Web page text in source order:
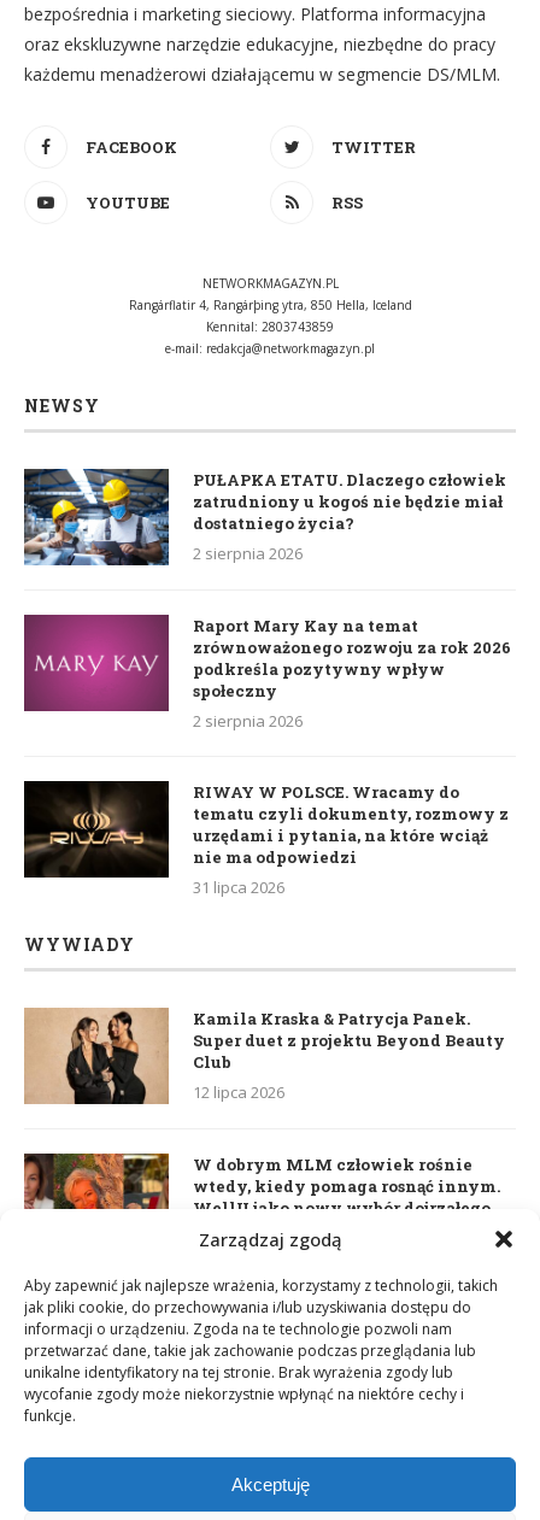
Zarządzaj zgodą
Aby zapewnić jak najlepsze wrażenia, korzystamy z technologii, takich
jak pliki cookie, do przechowywania i/lub uzyskiwania dostępu do
informacji o urządzeniu. Zgoda na te technologie pozwoli nam
przetwarzać dane, takie jak zachowanie podczas przeglądania lub
unikalne identyfikatory na tej stronie. Brak wyrażenia zgody lub
wycofanie zgody może niekorzystnie wpłynąć na niektóre cechy i
funkcje.
Akceptuję
bezpośrednia i marketing sieciowy. Platforma informacyjna
oraz ekskluzywne narzędzie edukacyjne, niezbędne do pracy
każdemu menadżerowi działającemu w segmencie DS/MLM.
FACEBOOK TWITTER
YOUTUBE RSS
NETWORKMAGAZYN.PL
Rangárflatir 4, Rangárþing ytra, 850 Hella, Iceland
Kennital: 2803743859
e-mail: redakcja@networkmagazyn.pl
NEWSY
PUŁAPKA ETATU. Dlaczego człowiek
zatrudniony u kogoś nie będzie miał
dostatniego życia?
2 sierpnia 2026
Raport Mary Kay na temat
zrównoważonego rozwoju za rok 2026
podkreśla pozytywny wpływ
społeczny
2 sierpnia 2026
RIWAY W POLSCE. Wracamy do
tematu czyli dokumenty, rozmowy z
urzędami i pytania, na które wciąż
nie ma odpowiedzi
31 lipca 2026
WYWIADY
Kamila Kraska & Patrycja Panek.
Super duet z projektu Beyond Beauty
Club
12 lipca 2026
W dobrym MLM człowiek rośnie
wtedy, kiedy pomaga rosnąć innym.
WellU jako nowy wybór dojrzałego
Daria Dudzik. Kocham Cię
17 kwietnia 2026